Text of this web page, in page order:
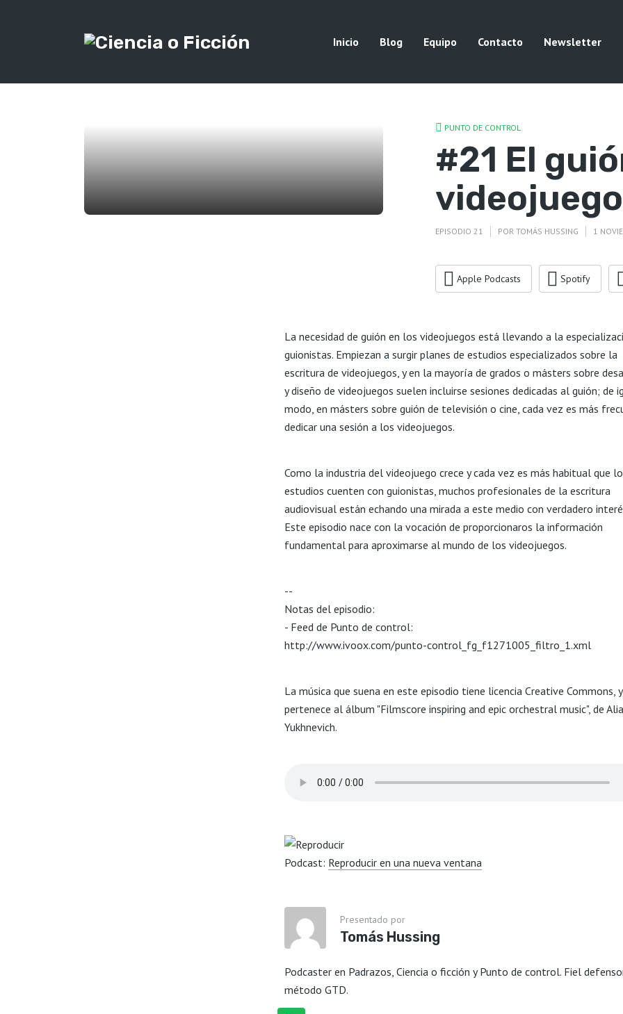
Inicio Blog Equipo Contacto Newsletter
PUNTO DE CONTROL
#21 El
EPISODIO 21 POR TOMÁS HUSSING 1
Apple Podcasts Spotify
La necesidad de guión en los videojuegos está llevando a la
guionistas. Empiezan a surgir planes de estudios especializados sobre la
escritura de videojuegos, y en la mayoría de grados o másters sobre
y diseño de videojuegos suelen incluirse sesiones dedicadas al guión; de
modo, en másters sobre guión de televisión o cine, cada vez es más
dedicar una sesión a los videojuegos.
Como la industria del videojuego crece y cada vez es más habitual que
estudios cuenten con guionistas, muchos profesionales de la escritura
audiovisual están echando una mirada a este medio con verdadero
Este episodio nace con la vocación de proporcionaros la información
fundamental para aproximarse al mundo de los videojuegos.
--
Notas del episodio:
- Feed de Punto de control:
http://www.ivoox.com/punto-control_fg_f1271005_filtro_1.xml
La música que suena en este episodio tiene licencia Creative Commons, y
pertenece al álbum "Filmscore inspiring and epic orchestral music", de
Yukhnevich.
Podcast: Reproducir en una nueva ventana
Presentado por
Tomás Hussing
Podcaster en Padrazos, Ciencia o ficción y Punto de control. Fiel
método GTD.